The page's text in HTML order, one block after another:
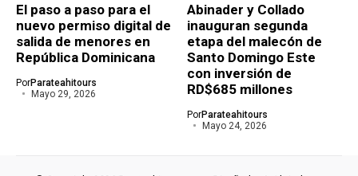
El paso a paso para el
nuevo permiso digital de
salida de menores en
República Dominicana
PorParateahitours
Mayo 29, 2026
Abinader y Collado
inauguran segunda
etapa del malecón de
Santo Domingo Este
con inversión de
RD$685 millones
PorParateahitours
Mayo 24, 2026